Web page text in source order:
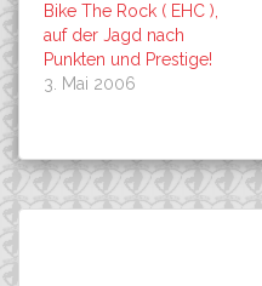
Bike The Rock ( EHC ),
auf der Jagd nach
Punkten und Prestige!
3. Mai 2006